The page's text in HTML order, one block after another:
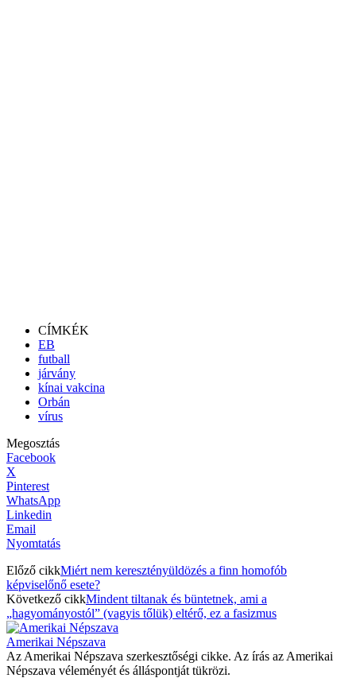
CÍMKÉK
EB
futball
járvány
kínai vakcina
Orbán
vírus
Megosztás
Facebook
X
Pinterest
WhatsApp
Linkedin
Email
Nyomtatás
Előző cikkMiért nem keresztényüldözés a finn homofób
képviselőnő esete?
Következő cikkMindent tiltanak és büntetnek, ami a
„hagyományostól” (vagyis tőlük) eltérő, ez a fasizmus
Amerikai Népszava
Az Amerikai Népszava szerkesztőségi cikke. Az írás az Amerikai
Népszava véleményét és álláspontját tükrözi.